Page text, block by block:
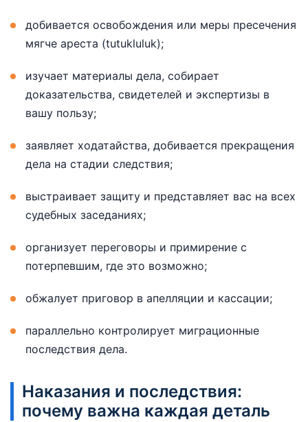
добивается освобождения или меры пресечения
мягче ареста (tutukluluk);
изучает материалы дела, собирает
доказательства, свидетелей и экспертизы в
вашу пользу;
заявляет ходатайства, добивается прекращения
дела на стадии следствия;
выстраивает защиту и представляет вас на всех
судебных заседаниях;
организует переговоры и примирение с
потерпевшим, где это возможно;
обжалует приговор в апелляции и кассации;
параллельно контролирует миграционные
последствия дела.
Наказания и последствия:
почему важна каждая деталь